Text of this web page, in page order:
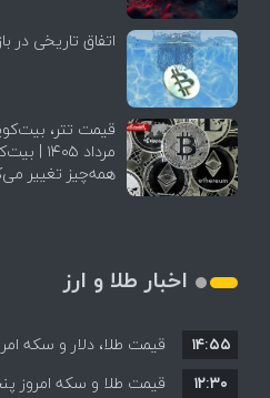
اتفاق تاریخی در
مرداد
همه‌چیز تغییر
اخبار طلا و ارز
افزایش قیمت ها + جدول
۱۴:۵۵
۱۲:۳۰